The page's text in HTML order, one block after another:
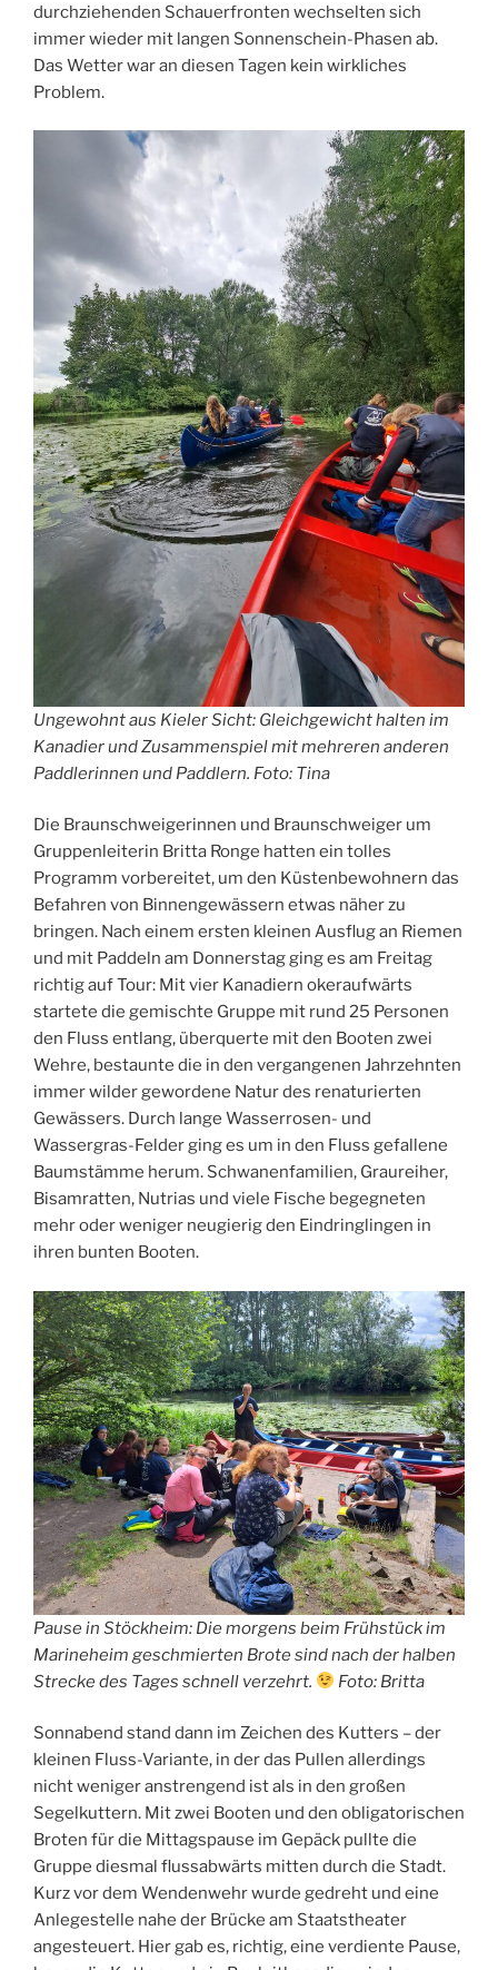
durchziehenden Schauerfronten wechselten sich
immer wieder mit langen Sonnenschein-Phasen ab.
Das Wetter war an diesen Tagen kein wirkliches
Problem.
Ungewohnt aus Kieler Sicht: Gleichgewicht halten im
Kanadier und Zusammenspiel mit mehreren anderen
Paddlerinnen und Paddlern. Foto: Tina
Die Braunschweigerinnen und Braunschweiger um
Gruppenleiterin Britta Ronge hatten ein tolles
Programm vorbereitet, um den Küstenbewohnern das
Befahren von Binnengewässern etwas näher zu
bringen. Nach einem ersten kleinen Ausflug an Riemen
und mit Paddeln am Donnerstag ging es am Freitag
richtig auf Tour: Mit vier Kanadiern okeraufwärts
startete die gemischte Gruppe mit rund 25 Personen
den Fluss entlang, überquerte mit den Booten zwei
Wehre, bestaunte die in den vergangenen Jahrzehnten
immer wilder gewordene Natur des renaturierten
Gewässers. Durch lange Wasserrosen- und
Wassergras-Felder ging es um in den Fluss gefallene
Baumstämme herum. Schwanenfamilien, Graureiher,
Bisamratten, Nutrias und viele Fische begegneten
mehr oder weniger neugierig den Eindringlingen in
ihren bunten Booten.
Pause in Stöckheim: Die morgens beim Frühstück im
Marineheim geschmierten Brote sind nach der halben
Strecke des Tages schnell verzehrt.
Foto: Britta
Sonnabend stand dann im Zeichen des Kutters – der
kleinen Fluss-Variante, in der das Pullen allerdings
nicht weniger anstrengend ist als in den großen
Segelkuttern. Mit zwei Booten und den obligatorischen
Broten für die Mittagspause im Gepäck pullte die
Gruppe diesmal flussabwärts mitten durch die Stadt.
Kurz vor dem Wendenwehr wurde gedreht und eine
Anlegestelle nahe der Brücke am Staatstheater
angesteuert. Hier gab es, richtig, eine verdiente Pause,